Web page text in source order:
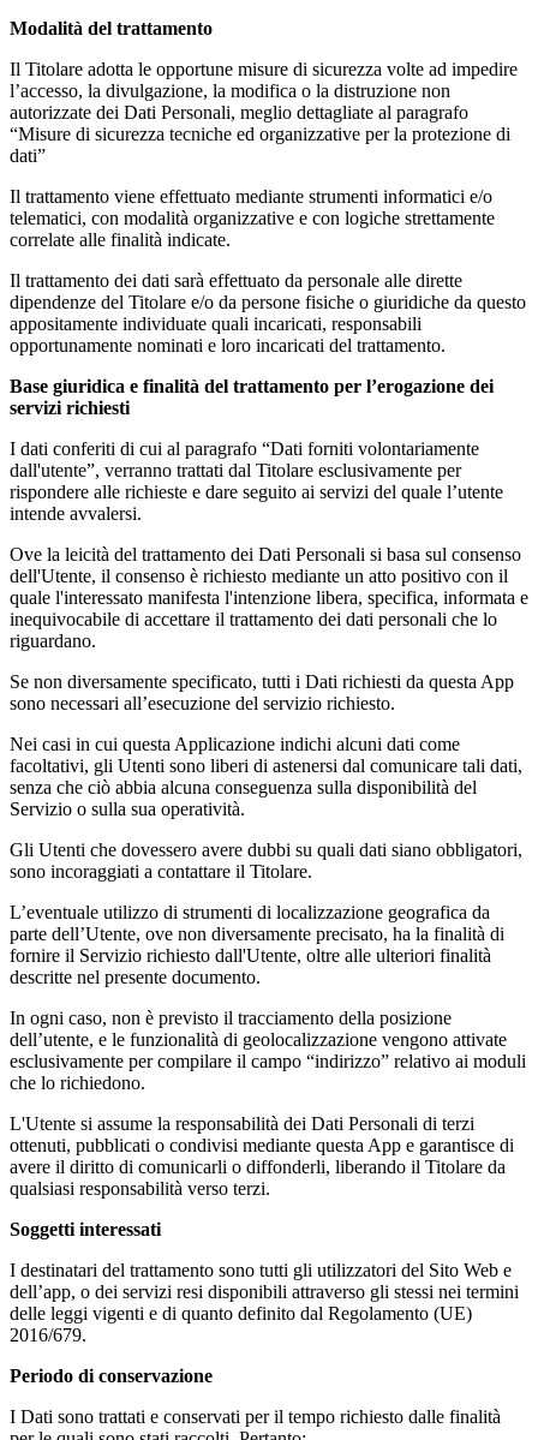
Modalità del trattamento
Il Titolare adotta le opportune misure di sicurezza volte ad impedire
l’accesso, la divulgazione, la modifica o la distruzione non
autorizzate dei Dati Personali, meglio dettagliate al paragrafo
“Misure di sicurezza tecniche ed organizzative per la protezione di
dati”
Il trattamento viene effettuato mediante strumenti informatici e/o
telematici, con modalità organizzative e con logiche strettamente
correlate alle finalità indicate.
Il trattamento dei dati sarà effettuato da personale alle dirette
dipendenze del Titolare e/o da persone fisiche o giuridiche da questo
appositamente individuate quali incaricati, responsabili
opportunamente nominati e loro incaricati del trattamento.
Base giuridica e finalità del trattamento per l’erogazione dei
servizi richiesti
I dati conferiti di cui al paragrafo “Dati forniti volontariamente
dall'utente”, verranno trattati dal Titolare esclusivamente per
rispondere alle richieste e dare seguito ai servizi del quale l’utente
intende avvalersi.
Ove la leicità del trattamento dei Dati Personali si basa sul consenso
dell'Utente, il consenso è richiesto mediante un atto positivo con il
quale l'interessato manifesta l'intenzione libera, specifica, informata e
inequivocabile di accettare il trattamento dei dati personali che lo
riguardano.
Se non diversamente specificato, tutti i Dati richiesti da questa App
sono necessari all’esecuzione del servizio richiesto.
Nei casi in cui questa Applicazione indichi alcuni dati come
facoltativi, gli Utenti sono liberi di astenersi dal comunicare tali dati,
senza che ciò abbia alcuna conseguenza sulla disponibilità del
Servizio o sulla sua operatività.
Gli Utenti che dovessero avere dubbi su quali dati siano obbligatori,
sono incoraggiati a contattare il Titolare.
L’eventuale utilizzo di strumenti di localizzazione geografica da
parte dell’Utente, ove non diversamente precisato, ha la finalità di
fornire il Servizio richiesto dall'Utente, oltre alle ulteriori finalità
descritte nel presente documento.
In ogni caso, non è previsto il tracciamento della posizione
dell’utente, e le funzionalità di geolocalizzazione vengono attivate
esclusivamente per compilare il campo “indirizzo” relativo ai moduli
che lo richiedono.
L'Utente si assume la responsabilità dei Dati Personali di terzi
ottenuti, pubblicati o condivisi mediante questa App e garantisce di
avere il diritto di comunicarli o diffonderli, liberando il Titolare da
qualsiasi responsabilità verso terzi.
Soggetti interessati
I destinatari del trattamento sono tutti gli utilizzatori del Sito Web e
dell’app, o dei servizi resi disponibili attraverso gli stessi nei termini
delle leggi vigenti e di quanto definito dal Regolamento (UE)
2016/679.
Periodo di conservazione
I Dati sono trattati e conservati per il tempo richiesto dalle finalità